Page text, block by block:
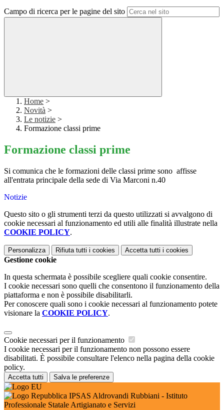
Campo di ricerca per le pagine del sito
Home >
Novità >
Le notizie >
Formazione classi prime
Formazione classi prime
Si comunica che le formazioni delle classi prime sono affisse
all'entrata principale della sede di Via Marconi n.40
Notizie
Questo sito o gli strumenti terzi da questo utilizzati si avvalgono di
cookie necessari al funzionamento ed utili alle finalità illustrate nella
COOKIE POLICY.
Personalizza Rifiuta tutti i cookies Accetta tutti i cookies
Gestione cookie
In questa schermata è possibile scegliere quali cookie consentire.
I cookie necessari sono quelli che consentono il funzionamento della
piattaforma e non è possibile disabilitarli.
Per conoscere quali sono i cookie necessari al funzionamento potete
visionare la COOKIE POLICY.
Cookie necessari per il funzionamento
I cookie necessari per il funzionamento non possono essere
disabilitati. È possibile consultare l'elenco nella pagina della cookie
policy.
Accetta tutti Salva le preferenze
IPSAS Aldrovandi Rubbiani - Istituto
Professionale Statale Artigianato e Servizi